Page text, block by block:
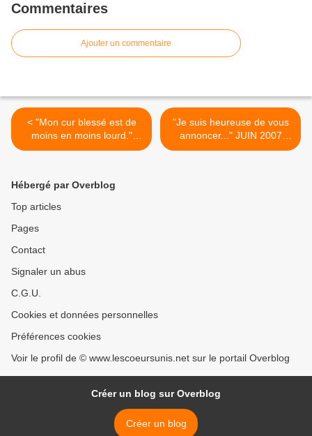
Commentaires
Ajouter un commentaire
< "Mon cur blessé est de
moins en moins lourd."
JUIN 2007 TÉMOIGNAGE
"Je suis heureuse de vous
annoncer..." JUIN 2007
TÉMOIGNAGE >
Hébergé par Overblog
Top articles
Pages
Contact
Signaler un abus
C.G.U.
Cookies et données personnelles
Préférences cookies
Voir le profil de © www.lescoeursunis.net sur le portail Overblog
Créer un blog sur Overblog
Créer un blog